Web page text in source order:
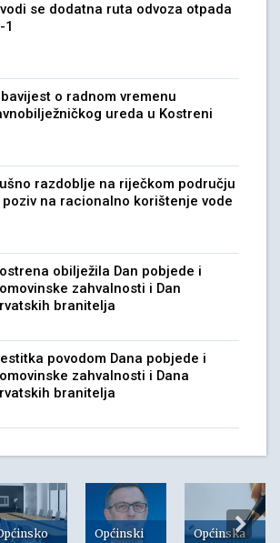
se dodatna ruta odvoza otpada
1
o radnom vremenu
ureda u Kostreni
razdoblje na riječkom području
poziv na racionalno korištenje vode
obilježila Dan pobjede i
zahvalnosti i Dan
branitelja
povodom Dana pobjede i
zahvalnosti i Dana
branitelja
Općinski
Općinska